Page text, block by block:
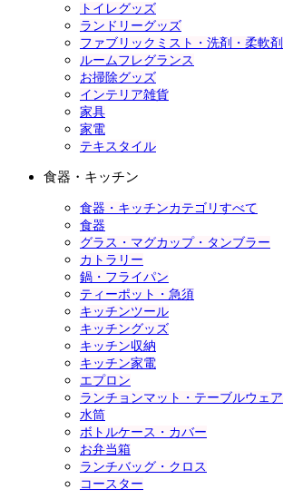
トイレグッズ
ランドリーグッズ
ファブリックミスト・洗剤・柔軟剤
ルームフレグランス
お掃除グッズ
インテリア雑貨
家具
家電
テキスタイル
食器・キッチン
食器・キッチンカテゴリすべて
食器
グラス・マグカップ・タンブラー
カトラリー
鍋・フライパン
ティーポット・急須
キッチンツール
キッチングッズ
キッチン収納
キッチン家電
エプロン
ランチョンマット・テーブルウェア
水筒
ボトルケース・カバー
お弁当箱
ランチバッグ・クロス
コースター